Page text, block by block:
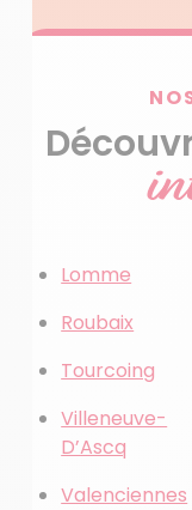
Lomme
Roubaix
Tourcoing
Villeneuve-
D’Ascq
Valenciennes